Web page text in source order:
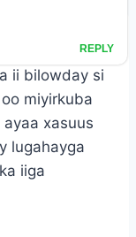
ii bilowday si
miyirkuba
xasuus
lugahayga
iiga